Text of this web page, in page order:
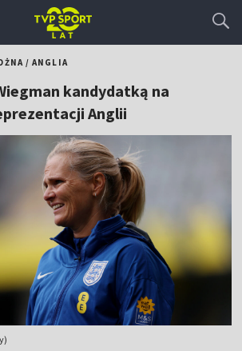
/ANGLIA
kandydatką na
Anglii